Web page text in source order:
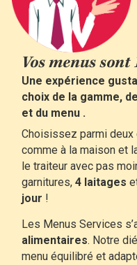
Vos menus
Une expérience
choix de la gamme,
et du menu .
Choisissez parmi deux
comme à la maison et
le traiteur avec pas
garnitures, 4 laitages
jour !
Les Menus Services
alimentaires. Notre
menu équilibré et